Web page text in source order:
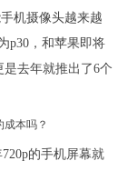
机摄像头越来越
p30，和苹果即将
是去年就推出了6个
的手机屏幕就